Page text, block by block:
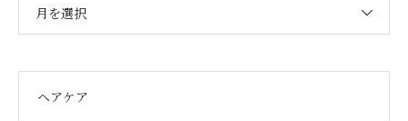
月を選択
ヘアケア